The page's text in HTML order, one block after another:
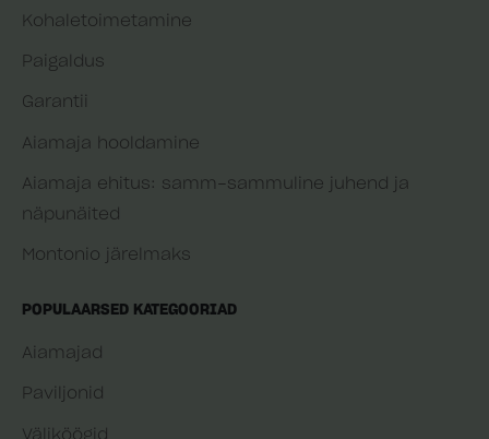
Kohaletoimetamine
Paigaldus
Garantii
Aiamaja hooldamine
Aiamaja ehitus: samm-sammuline juhend ja
näpunäited
Montonio järelmaks
POPULAARSED KATEGOORIAD
Aiamajad
Paviljonid
Väliköögid